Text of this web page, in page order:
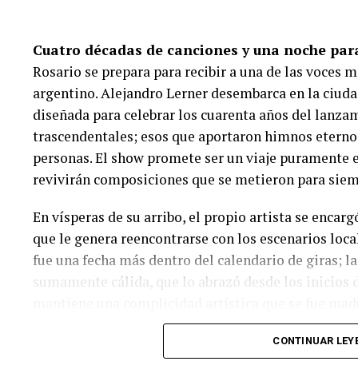
teatros oficiales.
Esta combinación de tradición y vanguardia
históricamente fue fundamental para el desarrollo
para las funciones de apertura ya muestran un
de semana a puro movimiento turístico y
de Rosario, impulsado por visitantes de toda la
especialmente para asistir a las funciones
Cuatro décadas de canciones y una noche
Rosario se prepara para recibir a una de las voces
argentino. Alejandro Lerner desembarca en la
diseñada para celebrar los cuarenta años del
trascendentales; esos que aportaron himnos
personas. El show promete ser un viaje
revivirán composiciones que se metieron para
En vísperas de su arribo, el propio artista se
que le genera reencontrarse con los escenarios
fue una fecha más dentro del calendario de giras;
sumamente cálida, que lo abrazó desde los inicios
La vigencia del vivo y la mística con el
CONTINUAR